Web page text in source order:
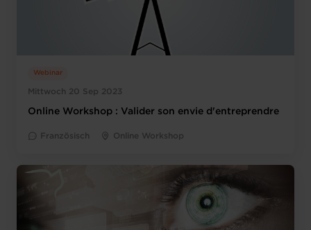
Mittwoch 20 Sep 2023
Webinar
Online Workshop : Valider son envie d'entreprendre
Französisch Online Workshop